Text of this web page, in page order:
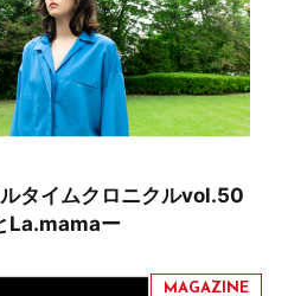
タイムクロニクルvol.50
La.mamaー